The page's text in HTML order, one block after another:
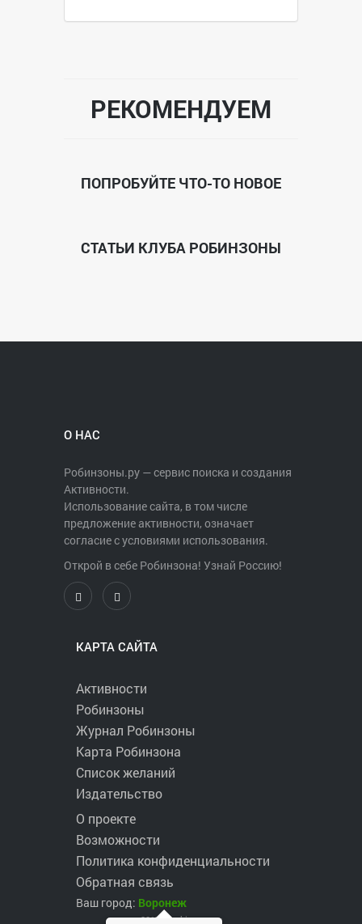
РЕКОМЕНДУЕМ
ПОПРОБУЙТЕ ЧТО-ТО НОВОЕ
СТАТЬИ КЛУБА РОБИНЗОНЫ
О НАС
Робинзоны.ру — сервис поиска и создания
Активности.
Использование сайта, в том числе
предложение активности, означает
согласие с условиями использования.
Открой в себе Робинзона! Узнай Россию!
КАРТА САЙТА
Активности
Робинзоны
Журнал Робинзоны
Карта Робинзона
Список желаний
Издательство
О проекте
Возможности
Политика конфиденциальности
Обратная связь
Ваш город: Воронеж
2017 ©robinzons.ru